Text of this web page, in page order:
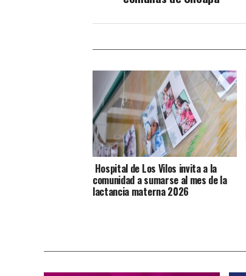
Hospital de Los Vilos invita a la
comunidad a sumarse al mes de la
lactancia materna 2026